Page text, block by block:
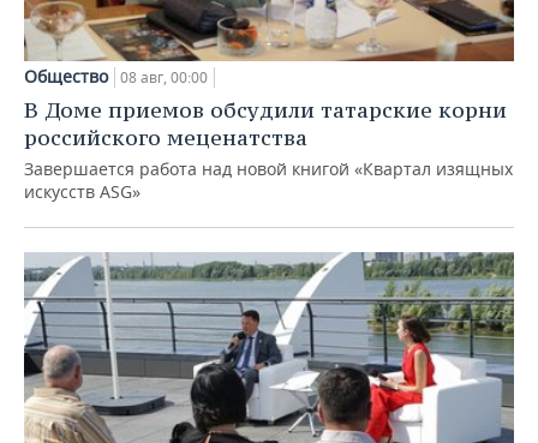
Общество 08 авг, 00:00
В Доме приемов обсудили татарские корни
российского меценатства
Завершается работа над новой книгой «Квартал изящных
искусств ASG»